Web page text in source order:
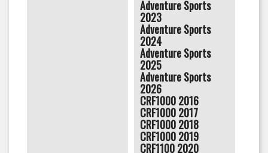
Adventure Sports
2023
Adventure Sports
2024
Adventure Sports
2025
Adventure Sports
2026
CRF1000 2016
CRF1000 2017
CRF1000 2018
CRF1000 2019
CRF1100 2020